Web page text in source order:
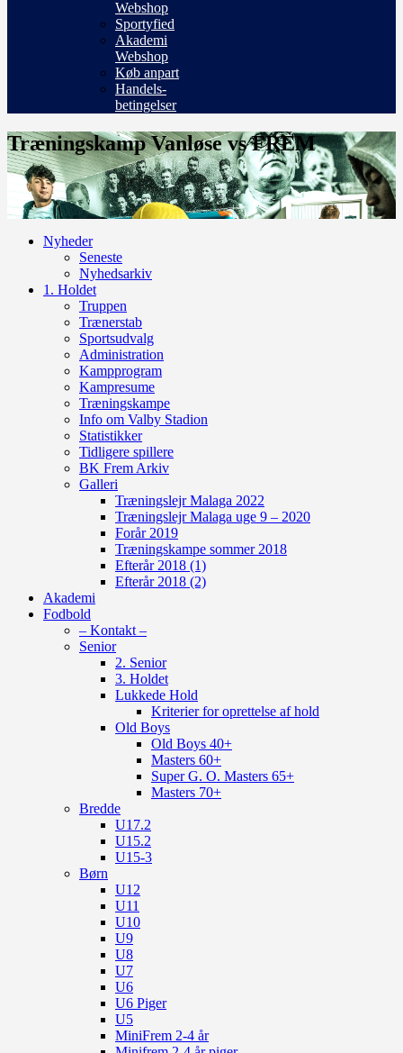
Webshop
Sportyfied
Akademi
Webshop
Køb anpart
Handels-
betingelser
Træningskamp Vanløse vs FREM
Nyheder
Seneste
Nyhedsarkiv
1. Holdet
Truppen
Trænerstab
Sportsudvalg
Administration
Kampprogram
Kampresume
Træningskampe
Info om Valby Stadion
Statistikker
Tidligere spillere
BK Frem Arkiv
Galleri
Træningslejr Malaga 2022
Træningslejr Malaga uge 9 – 2020
Forår 2019
Træningskampe sommer 2018
Efterår 2018 (1)
Efterår 2018 (2)
Akademi
Fodbold
– Kontakt –
Senior
2. Senior
3. Holdet
Lukkede Hold
Kriterier for oprettelse af hold
Old Boys
Old Boys 40+
Masters 60+
Super G. O. Masters 65+
Masters 70+
Bredde
U17.2
U15.2
U15-3
Børn
U12
U11
U10
U9
U8
U7
U6
U6 Piger
U5
MiniFrem 2-4 år